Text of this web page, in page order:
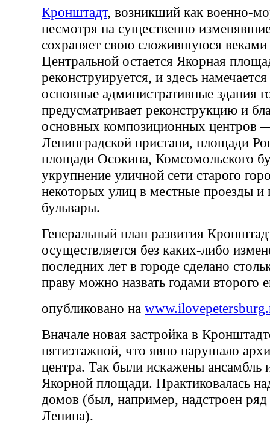
Кронштадт, возникший как военно-
несмотря на существенно
сохраняет свою сложившуюся веками
Центральной остается Якорная
реконструируется, и здесь
основные административные здания
предусматривает реконструкцию и
основных композиционных центров
Ленинградской пристани, площади
площади Осокина, Комсомольского
укрупнение уличной сети старого
некоторых улиц в местные проезды
бульвары.
Генеральный план развития
осуществляется без каких-либо
последних лет в городе сделано
праву можно назвать годами второго
опубликовано на
Вначале новая застройка в
пятиэтажной, что явно нарушало
центра. Так были искажены ансамбль
Якорной площади. Практиковалась
домов (был, например, надстроен
Ленина).